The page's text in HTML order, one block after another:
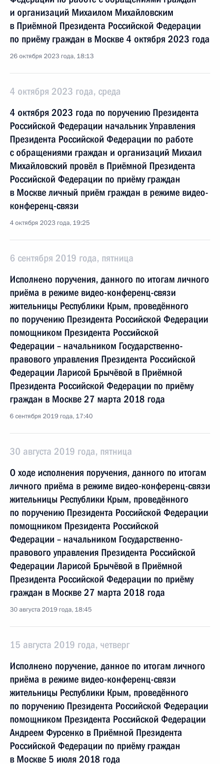
и организаций Михаилом Михайловским
в Приёмной Президента Российской Федерации
по приёму граждан в Москве 4 октября 2023 года
26 октября 2023 года, 18:13
4 октября 2023 года, среда
4 октября 2023 года по поручению Президента
Российской Федерации начальник Управления
Президента Российской Федерации по работе
с обращениями граждан и организаций Михаил
Михайловский провёл в Приёмной Президента
Российской Федерации по приёму граждан
в Москве личный приём граждан в режиме видео-
конференц-связи
4 октября 2023 года, 19:25
6 сентября 2019 года, пятница
Исполнено поручения, данного по итогам личного
приёма в режиме видео-конференц-связи
жительницы Республики Крым, проведённого
по поручению Президента Российской Федерации
помощником Президента Российской
Федерации – начальником Государственно-
правового управления Президента Российской
Федерации Ларисой Брычёвой в Приёмной
Президента Российской Федерации по приёму
граждан в Москве 27 марта 2018 года
6 сентября 2019 года, 17:40
30 августа 2019 года, пятница
О ходе исполнения поручения, данного по итогам
личного приёма в режиме видео-конференц-связи
жительницы Республики Крым, проведённого
по поручению Президента Российской Федерации
помощником Президента Российской
Федерации – начальником Государственно-
правового управления Президента Российской
Федерации Ларисой Брычёвой в Приёмной
Президента Российской Федерации по приёму
граждан в Москве 27 марта 2018 года
30 августа 2019 года, 18:45
15 августа 2019 года, четверг
Исполнено поручение, данное по итогам личного
приёма в режиме видео-конференц-связи
жительницы Республики Крым, проведённого
по поручению Президента Российской Федерации
помощником Президента Российской Федерации
Андреем Фурсенко в Приёмной Президента
Российской Федерации по приёму граждан
в Москве 5 июля 2018 года